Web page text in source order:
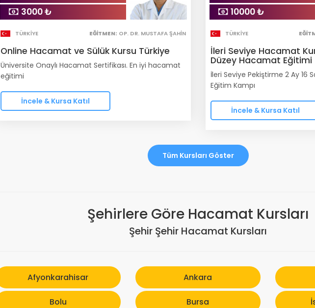
3000 ₺
TÜRKIYE EĞITMEN: OP. DR. MUSTAFA ŞAHIN
Online Hacamat ve Sülük Kursu Türkiye
Üniversite Onaylı Hacamat Sertifikası. En iyi hacamat
eğitimi
İncele & Kursa Katıl
10000 ₺
TÜRKIYE
İleri Seviye Hacamat
Düzey Hacamat Eğitimi
İleri Seviye Pekiştirme 2 Ay 16
Eğitim Kampı
İncele & Kursa Katıl
Tüm Kursları Göster
Şehirlere Göre Hacamat Kursları
Şehir Şehir Hacamat Kursları
Afyonkarahisar Ankara
Bolu Bursa